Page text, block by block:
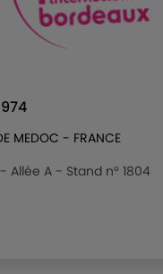
974
MEDOC - FRANCE
Allée A - Stand n° 1804